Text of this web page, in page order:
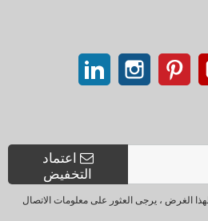
موقع يوتيوببينتيريست انستغرام
اعتماد
التخفيض
الغرض ، يرجى العثور على معلومات الاتصال